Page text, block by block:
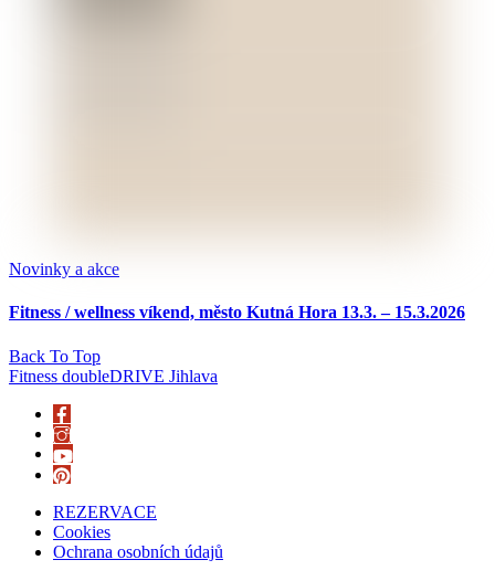
Novinky a akce
Fitness / wellness víkend, město Kutná Hora 13.3. – 15.3.2026
Back To Top
Fitness doubleDRIVE Jihlava
REZERVACE
Cookies
Ochrana osobních údajů